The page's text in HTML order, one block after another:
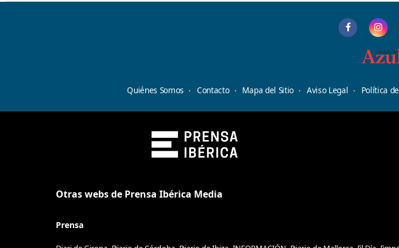
Quiénes Somos Contacto Mapa del Sitio Aviso Legal Política
Otras webs de Prensa Ibérica Media
Prensa